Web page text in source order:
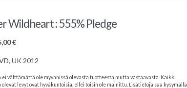
Wildheart : 555% Pledge
€
UK 2012
ei välttämättä ole myynnissä olevasta tuotteesta mutta vastaavasta. Kaikki
olevat levyt ovat hyväkuntoisia, ellei toisin ole mainittu. Lisätietoja saa kysymällä